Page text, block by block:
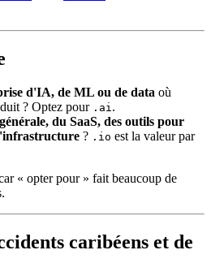
d'IA, de ML ou de data où
? Optez pour .ai.
du SaaS, des outils pour
? .io est la valeur par
« opter pour » fait beaucoup de
caribéens et de